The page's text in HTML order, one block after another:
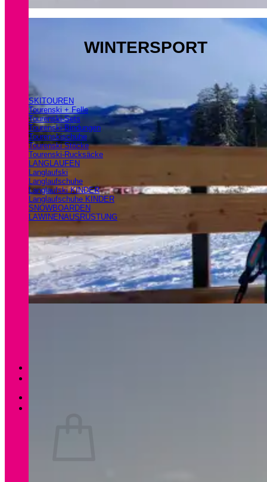
WINTERSPORT
SKITOUREN
Tourenski + Felle
Tourenski-Sets
Tourenski-Bindungen
Tourenskischuhe
Tourenski Stöcke
Tourenski-Rucksäcke
LANGLAUFEN
Langlaufski
Langlaufschuhe
Langlaufski KINDER
Langlaufschuhe KINDER
SNOWBOARDEN
LAWINENAUSRÜSTUNG